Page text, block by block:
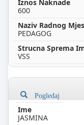
600
PEDAGOG
VSS
Pogledaj
JASMINA